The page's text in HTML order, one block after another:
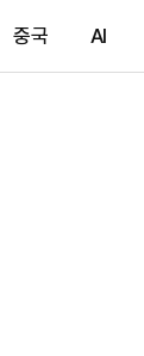
중국 AI